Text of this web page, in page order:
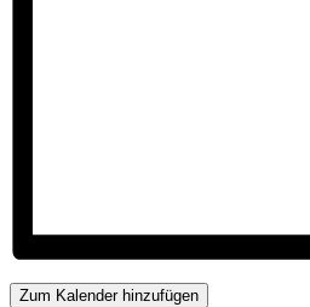
Zum Kalender hinzufügen